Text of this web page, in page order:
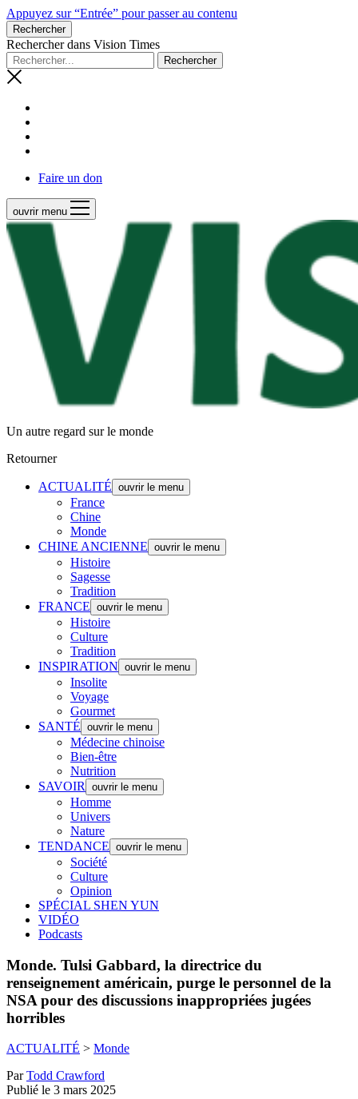
Appuyez sur “Entrée” pour passer au contenu
Rechercher
Rechercher dans Vision Times
Faire un don
ouvrir menu
Un autre regard sur le monde
Retourner
ACTUALITÉ ouvrir le menu
France
Chine
Monde
CHINE ANCIENNE ouvrir le menu
Histoire
Sagesse
Tradition
FRANCE ouvrir le menu
Histoire
Culture
Tradition
INSPIRATION ouvrir le menu
Insolite
Voyage
Gourmet
SANTÉ ouvrir le menu
Médecine chinoise
Bien-être
Nutrition
SAVOIR
ouvrir le menu
Homme
Univers
Nature
TENDANCE ouvrir le menu
Société
Culture
Opinion
SPÉCIAL SHEN YUN
VIDÉO
Podcasts
Monde. Tulsi Gabbard, la directrice du
renseignement américain, purge le personnel de la
NSA pour des discussions inappropriées jugées
horribles
ACTUALITÉ > Monde
ParTodd Crawford
Publié le 3 mars 2025